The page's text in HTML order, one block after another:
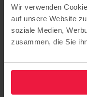
Wir verwenden
auf unsere Website
soziale Medien,
zusammen, die Sie